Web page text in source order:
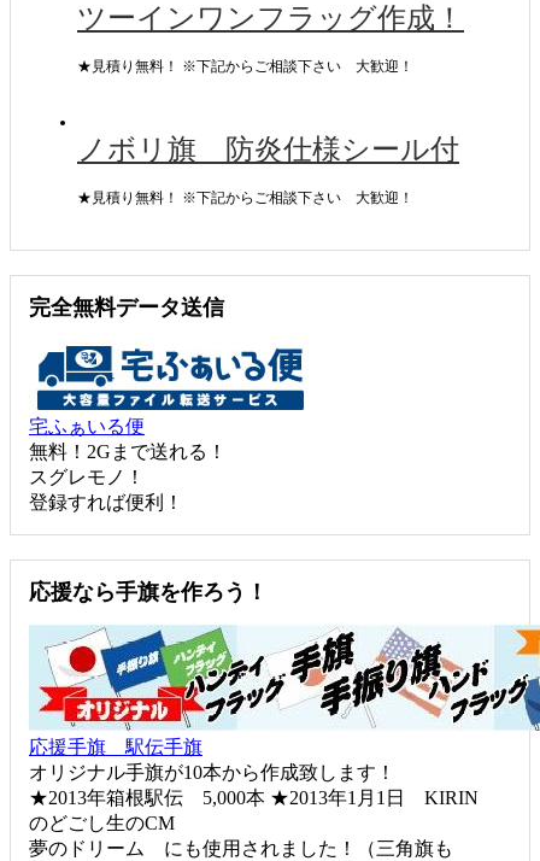
ツーインワンフラッグ作成！
★見積り無料！ ※下記からご相談下さい 大歓迎！
ノボリ旗 防炎仕様シール付
★見積り無料！ ※下記からご相談下さい 大歓迎！
完全無料データ送信
宅ふぁいる便
無料！2Gまで送れる！
スグレモノ！
登録すれば便利！
応援なら手旗を作ろう！
応援手旗 駅伝手旗
オリジナル手旗が10本から作成致します！
★2013年箱根駅伝 5,000本 ★2013年1月1日 KIRIN
のどごし生のCM
夢のドリーム にも使用されました！（三角旗も